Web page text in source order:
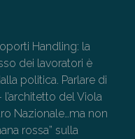
Handling: la
dei lavoratori è
politica. Parlare di
del Viola
Nazionale…ma non
rossa” sulla